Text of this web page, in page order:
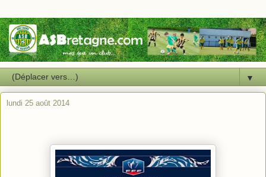
▼
lundi 25 août 2014